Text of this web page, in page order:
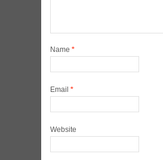
Name *
Email *
Website